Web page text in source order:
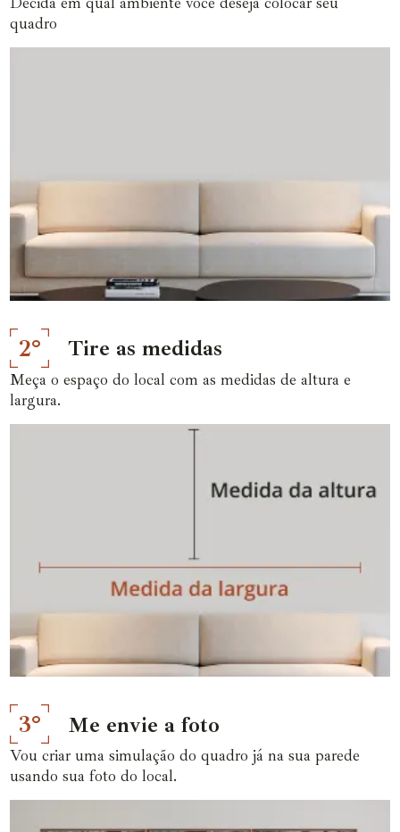
quadro
2° Tire as medidas
Meça o espaço do local com as medidas de altura e
largura.
3° Me envie a foto
Vou criar uma simulação do quadro já na sua parede
usando sua foto do local.